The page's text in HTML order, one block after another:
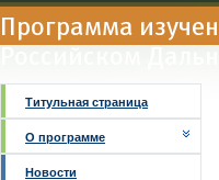
Программа
Титульная страница
О программе
Новости